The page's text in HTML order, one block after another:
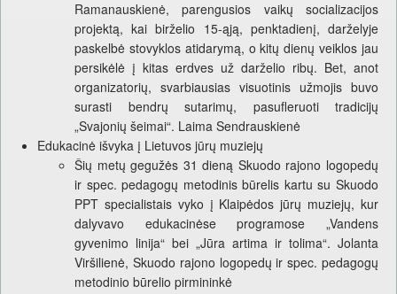
Ramanauskienė, parengusios vaikų socializacijos
projektą, kai birželio 15-ąją, penktadienį, darželyje
paskelbė stovyklos atidarymą, o kitų dienų veiklos jau
persikėlė į kitas erdves už darželio ribų. Bet, anot
organizatorių, svarbiausias visuotinis užmojis buvo
surasti bendrų sutarimų, pasufleruoti tradicijų
„Svajonių šeimai“. Laima Sendrauskienė
Edukacinė išvyka į Lietuvos jūrų muziejų
Šių metų gegužės 31 dieną Skuodo rajono logopedų
ir spec. pedagogų metodinis būrelis kartu su Skuodo
PPT specialistais vyko į Klaipėdos jūrų muziejų, kur
dalyvavo edukacinėse programose „Vandens
gyvenimo linija“ bei „Jūra artima ir tolima“. Jolanta
Viršilienė, Skuodo rajono logopedų ir spec. pedagogų
metodinio būrelio pirmininkė